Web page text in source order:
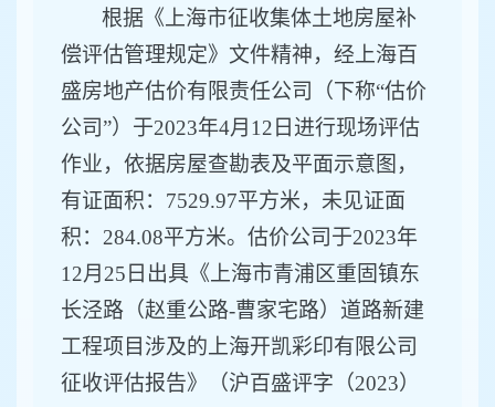
根据《上海市征收集体土地房屋补
偿评估管理规定》文件精神，经上海百
盛房地产估价有限责任公司
（下称“估价
公司”） 于2023年4月12日进行现场评估
作业， 依据房屋查勘表及平面示意图，
有证面积： 7529.97平方米， 未见证面
积： 284.08平方米。估价公司于2023年
12月 25 日出具《上海市青浦区重固镇东
长泾路（赵重公路-曹家宅路）道路新建
工程项目 涉及的上海开凯彩印有限公司
征收评估报告》 （沪百盛评字（2023）